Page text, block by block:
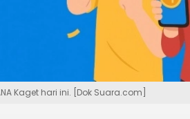
Kaget hari ini. [Dok Suara.com]